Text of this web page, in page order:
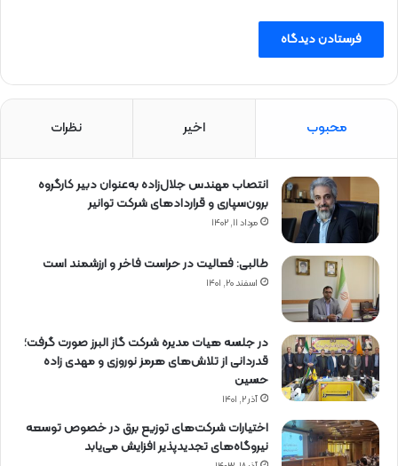
محبوب اخیر نظرات
انتصاب مهندس جلال‌زاده به‌عنوان دبیر كارگروه
برون‌سپاری و قراردادهای شركت توانیر
مرداد ۱۱, ۱۴۰۲
طالبی: فعالیت در حراست فاخر و ارزشمند است
اسفند ۲۰, ۱۴۰۱
در جلسه هیات مدیره شرکت گاز البرز صورت گرفت؛
قدردانی از تلاش‌های هرمز نوروزی و مهدی زاده
حسین
آذر ۲, ۱۴۰۱
اختیارات شرکت‌های توزیع برق در خصوص توسعه
نیروگاه‌های تجدیدپذیر افزایش می‌یابد